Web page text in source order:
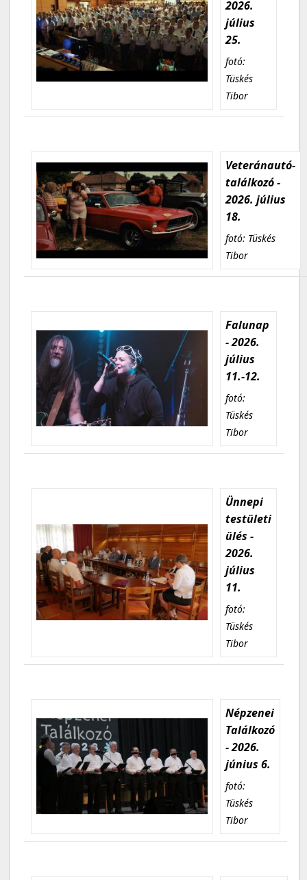
2026.
július
25.
fotó:
Tüskés
Tibor
Veteránautó-
találkozó -
2026. július
18.
fotó: Tüskés
Tibor
Falunap
- 2026.
július
11.-12.
fotó:
Tüskés
Tibor
Ünnepi
testületi
ülés -
2026.
július
11.
fotó:
Tüskés
Tibor
Népzenei
Találkozó
- 2026.
június 6.
fotó:
Tüskés
Tibor